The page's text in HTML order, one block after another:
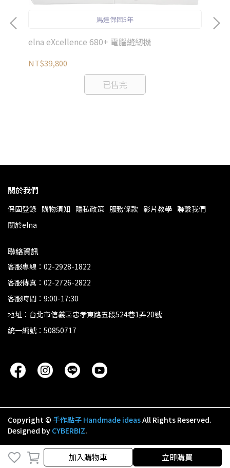
加入購物車
加入購物車 立即購買
馬達保固5年
elna eXcellence 680+ 電腦縫紉機
NT$39,800
已售完
關於我們
保固登錄 購物須知 隱私政策 服務條款 影片教學 聯繫我們
關於elna
聯絡資訊
客服專線：02-2928-1822
客服傳真：02-2726-2822
客服時間：9:00-17:30
地址：台北市信義區忠孝東路五段524巷1弄20號
統一編號：50850717
Copyright © 手作點子 Handmade ideasAll Rights Reserved.
Designed by CYBERBIZ.